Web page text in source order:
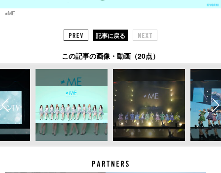
≠ME
記事に戻る
この記事の画像・動画（20点）